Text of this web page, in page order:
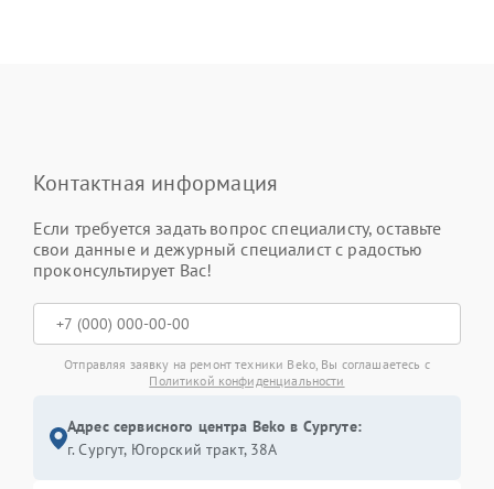
Контактная информация
Если требуется задать вопрос специалисту, оставьте
свои данные и дежурный специалист с радостью
проконсультирует Вас!
Отправляя заявку на ремонт техники Beko, Вы соглашаетесь с
Политикой конфиденциальности
Адрес сервисного центра Beko в Сургуте:
г. Сургут, Югорский тракт, 38А